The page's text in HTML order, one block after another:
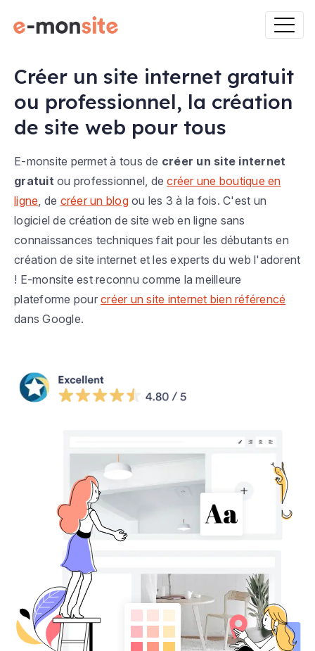
Créer un site internet gratuit
ou professionnel, la création
de site web pour tous
E-monsite permet à tous de créer un site internet
gratuit ou professionnel, decréer une boutique en
ligne , de créer un blogou les 3 à la fois. C'est un
logiciel de création de site web en ligne sans
connaissances techniques fait pour les débutants en
création de site internet et les experts du web l'adorent
! E-monsite est reconnu comme la meilleure
plateforme pour créer un site internet bien référencé
dans Google.